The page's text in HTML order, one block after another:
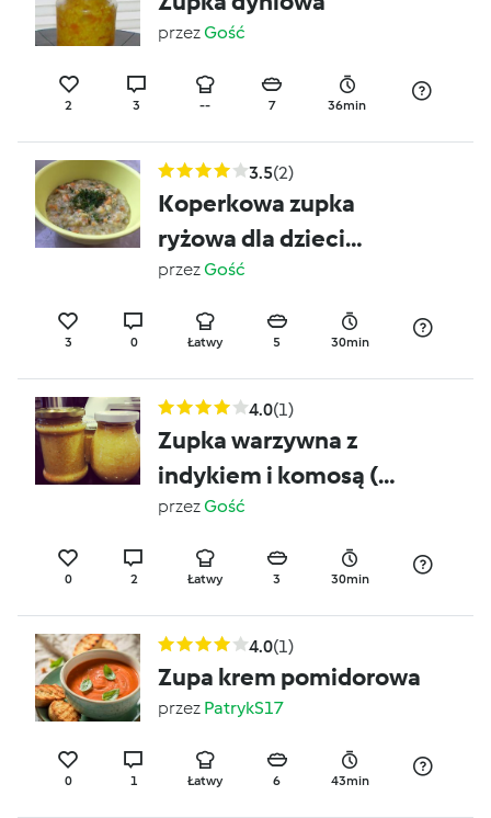
przezGość
2 3 -- 7 36min
3.5(2)
Koperkowa zupka
ryżowa dla dzieci
(rozszerzanie diety /
BLW)
przezGość
3 0 Łatwy 5 30min
4.0(1)
Zupka warzywna z
indykiem i komosą (
rozszerzanie diety /
domowe słoiczki dla
dzieci)
przezGość
0 2 Łatwy 3 30min
4.0(1)
Zupa krem pomidorowa
przez PatrykS17
0 1 Łatwy 6 43min